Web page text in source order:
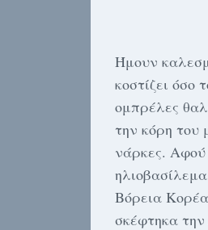
Ήμουν
κοστίζει
ομπρέλες
την κόρη του
νάρκες. Αφού
Βόρεια
σκέφτηκα